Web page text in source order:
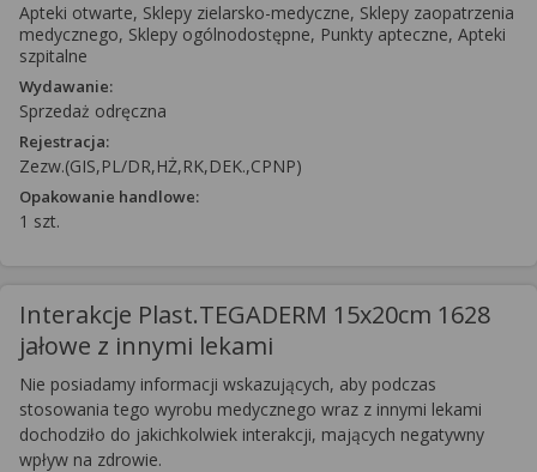
Apteki otwarte, Sklepy zielarsko-medyczne, Sklepy zaopatrzenia
medycznego, Sklepy ogólnodostępne, Punkty apteczne, Apteki
szpitalne
Wydawanie:
Sprzedaż odręczna
Rejestracja:
Zezw.(GIS,PL/DR,HŻ,RK,DEK.,CPNP)
Opakowanie handlowe:
1 szt.
Interakcje Plast.TEGADERM 15x20cm 1628
jałowe z innymi lekami
Nie posiadamy informacji wskazujących, aby podczas
stosowania tego wyrobu medycznego wraz z innymi lekami
dochodziło do jakichkolwiek interakcji, mających negatywny
wpływ na zdrowie.